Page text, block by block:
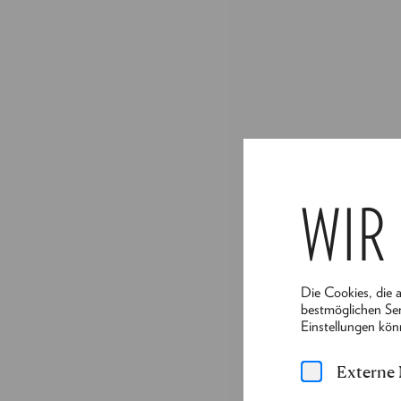
Die Cookies, die
bestmöglichen
Einstellungen
Externe